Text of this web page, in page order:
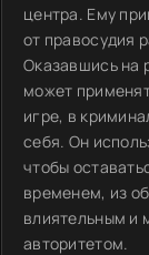
центра. Ему
от правосудия
Оказавшись на
может
игре, в
себя. Он
чтобы
временем, из
влиятельным и
авторитетом.